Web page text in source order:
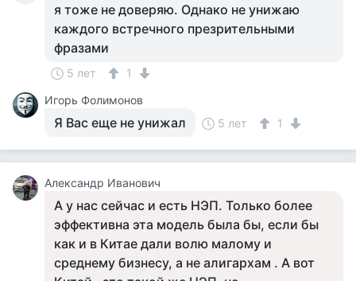
я тоже не доверяю. Однако не унижаю
каждого встречного презрительными
фразами
5 лет
1
Игорь Фолимонов
Я Вас еще не унижал 5 лет 1
Александр Иванович
А у нас сейчас и есть НЭП. Только более
эффективна эта модель была бы, если бы
как и в Китае дали волю малому и
среднему бизнесу, а не алигархам . А вот